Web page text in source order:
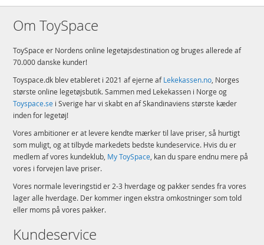
Om ToySpace
ToySpace er Nordens online legetøjsdestination og bruges allerede af
70.000 danske kunder!
Toyspace.dk blev etableret i 2021 af ejerne afLekekassen.no, Norges
største online legetøjsbutik. Sammen med Lekekassen i Norge og
Toyspace.se i Sverige har vi skabt en af Skandinaviens største kæder
inden for legetøj!
Vores ambitioner er at levere kendte mærker til lave priser, så hurtigt
som muligt, og at tilbyde markedets bedste kundeservice. Hvis du er
medlem af vores kundeklub, My ToySpace, kan du spare endnu mere på
vores i forvejen lave priser.
Vores normale leveringstid er 2-3 hverdage og pakker sendes fra vores
lager alle hverdage. Der kommer ingen ekstra omkostninger som told
eller moms på vores pakker.
Kundeservice